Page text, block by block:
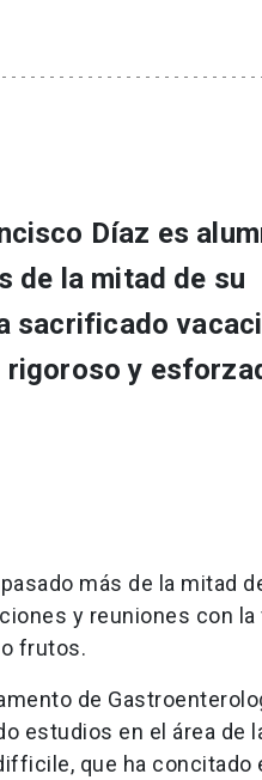
Díaz es
de la mitad de su
sacrificado
y
más de la mitad
y reuniones con la
frutos.
de
estudios en el área de
que ha concitado